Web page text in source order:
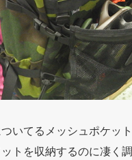
いてるメッシュポケット
トを収納するのに凄く調